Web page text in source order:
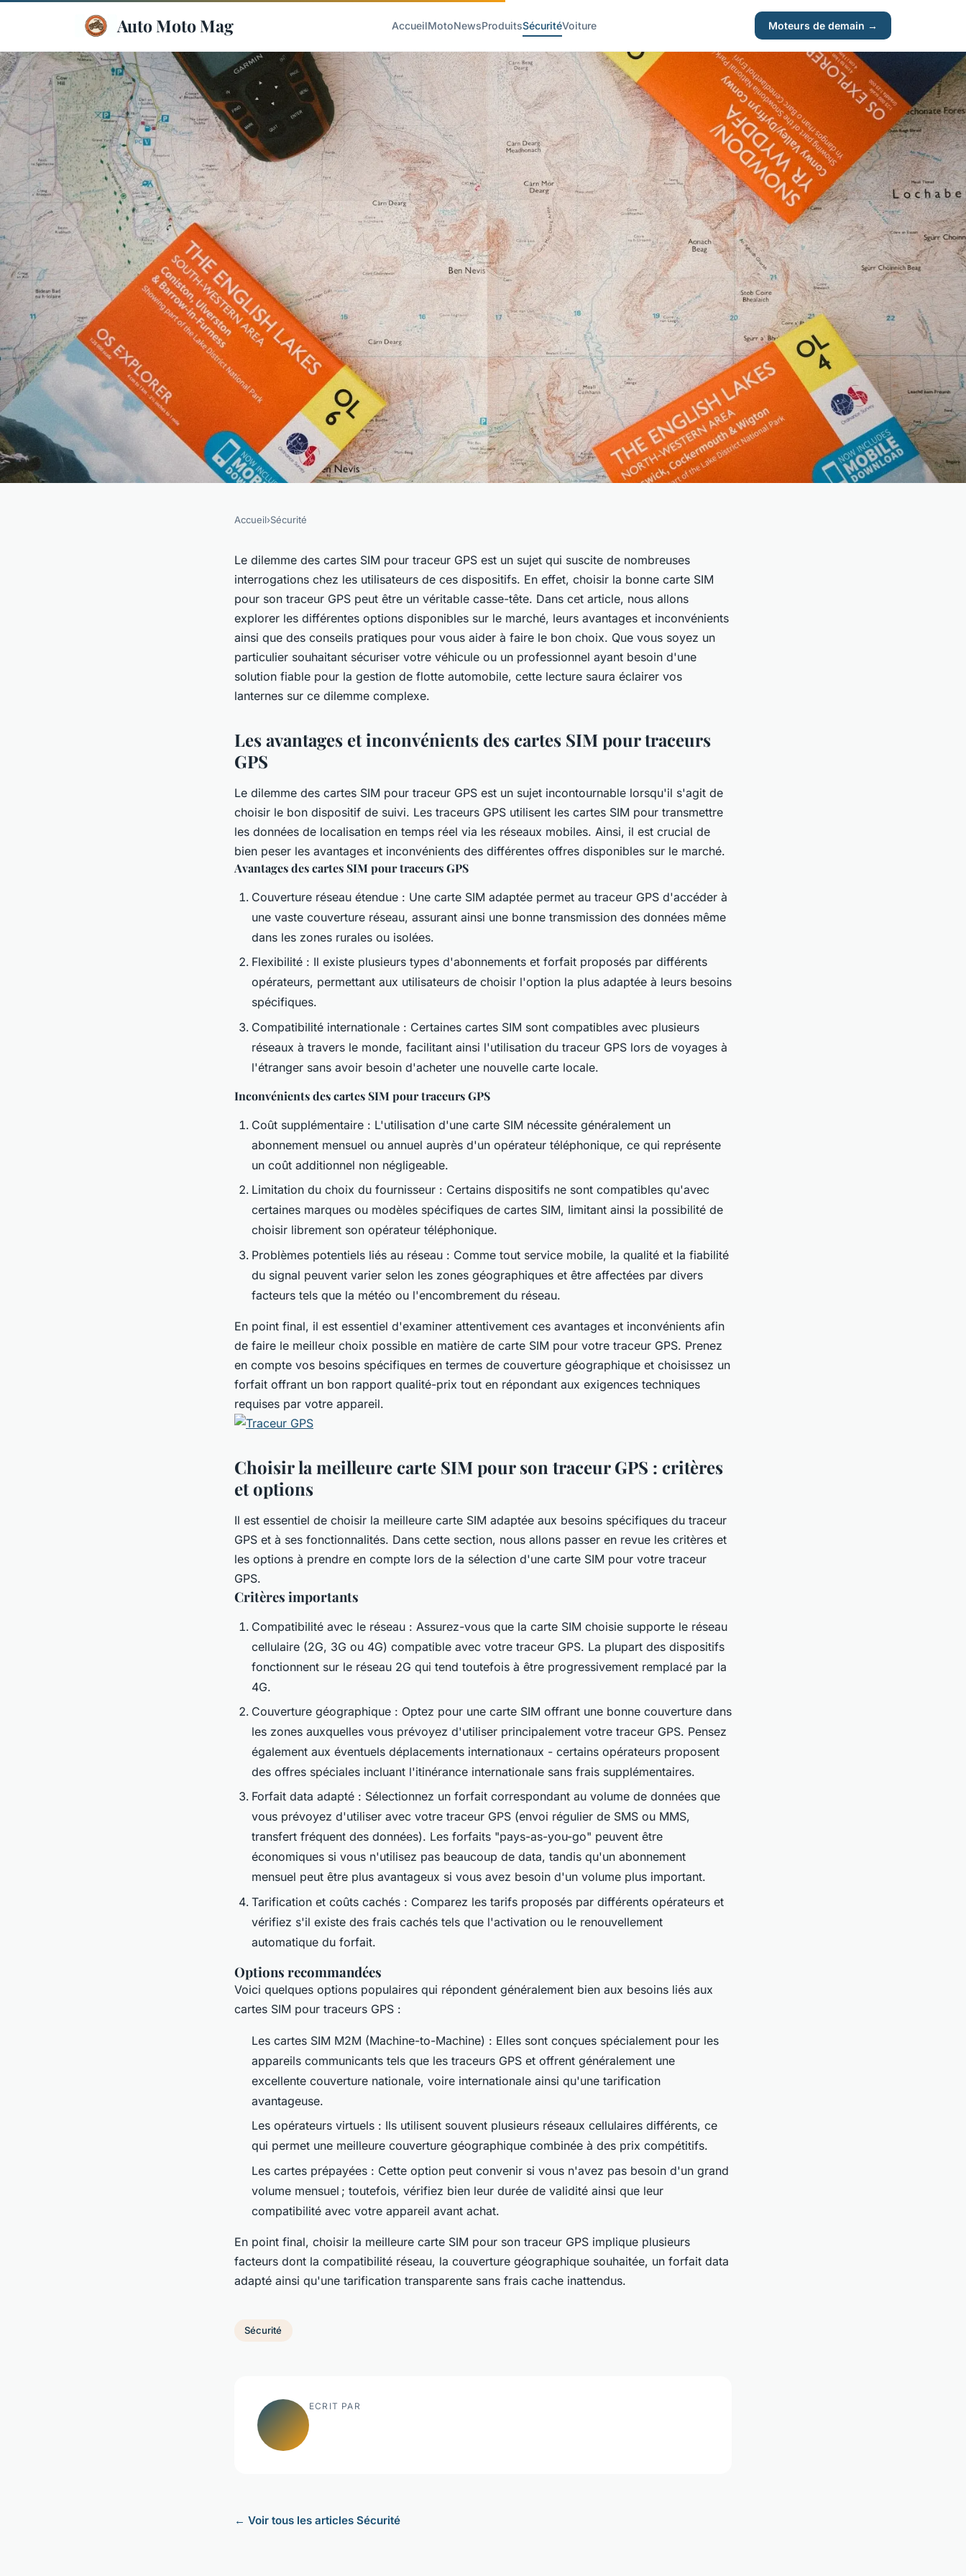
Auto Moto Mag AccueilMotoNewsProduitsSécuritéVoiture Moteurs de demain →
Le dilemme des carte SIM pour
Accueil›Sécurité
Le dilemme des cartes SIM pour traceur GPS est un sujet qui suscite de nombreuses
interrogations chez les utilisateurs de ces dispositifs. En effet, choisir la bonne carte SIM
pour son traceur GPS peut être un véritable casse-tête. Dans cet article, nous allons
explorer les différentes options disponibles sur le marché, leurs avantages et inconvénients
ainsi que des conseils pratiques pour vous aider à faire le bon choix. Que vous soyez un
particulier souhaitant sécuriser votre véhicule ou un professionnel ayant besoin d'une
solution fiable pour la gestion de flotte automobile, cette lecture saura éclairer vos
lanternes sur ce dilemme complexe.
Les avantages et inconvénients des cartes SIM pour traceurs
GPS
Le dilemme des cartes SIM pour traceur GPS est un sujet incontournable lorsqu'il s'agit de
choisir le bon dispositif de suivi. Les traceurs GPS utilisent les cartes SIM pour transmettre
les données de localisation en temps réel via les réseaux mobiles. Ainsi, il est crucial de
bien peser les avantages et inconvénients des différentes offres disponibles sur le marché.
Avantages des cartes SIM pour traceurs GPS
Couverture réseau étendue : Une carte SIM adaptée permet au traceur GPS d'accéder à
une vaste couverture réseau, assurant ainsi une bonne transmission des données même
dans les zones rurales ou isolées.
Flexibilité : Il existe plusieurs types d'abonnements et forfait proposés par différents
opérateurs, permettant aux utilisateurs de choisir l'option la plus adaptée à leurs besoins
spécifiques.
Compatibilité internationale : Certaines cartes SIM sont compatibles avec plusieurs
réseaux à travers le monde, facilitant ainsi l'utilisation du traceur GPS lors de voyages à
l'étranger sans avoir besoin d'acheter une nouvelle carte locale.
Inconvénients des cartes SIM pour traceurs GPS
Coût supplémentaire : L'utilisation d'une carte SIM nécessite généralement un
abonnement mensuel ou annuel auprès d'un opérateur téléphonique, ce qui représente
un coût additionnel non négligeable.
Limitation du choix du fournisseur : Certains dispositifs ne sont compatibles qu'avec
certaines marques ou modèles spécifiques de cartes SIM, limitant ainsi la possibilité de
choisir librement son opérateur téléphonique.
Problèmes potentiels liés au réseau : Comme tout service mobile, la qualité et la fiabilité
du signal peuvent varier selon les zones géographiques et être affectées par divers
facteurs tels que la météo ou l'encombrement du réseau.
En point final, il est essentiel d'examiner attentivement ces avantages et inconvénients afin
de faire le meilleur choix possible en matière de carte SIM pour votre traceur GPS. Prenez
en compte vos besoins spécifiques en termes de couverture géographique et choisissez un
forfait offrant un bon rapport qualité-prix tout en répondant aux exigences techniques
requises par votre appareil.
Choisir la meilleure carte SIM pour son traceur GPS : critères
et options
Il est essentiel de choisir la meilleure carte SIM adaptée aux besoins spécifiques du traceur
GPS et à ses fonctionnalités. Dans cette section, nous allons passer en revue les critères et
les options à prendre en compte lors de la sélection d'une carte SIM pour votre traceur
GPS.
Critères importants
Compatibilité avec le réseau : Assurez-vous que la carte SIM choisie supporte le réseau
cellulaire (2G, 3G ou 4G) compatible avec votre traceur GPS. La plupart des dispositifs
fonctionnent sur le réseau 2G qui tend toutefois à être progressivement remplacé par la
4G.
Couverture géographique : Optez pour une carte SIM offrant une bonne couverture dans
les zones auxquelles vous prévoyez d'utiliser principalement votre traceur GPS. Pensez
également aux éventuels déplacements internationaux - certains opérateurs proposent
des offres spéciales incluant l'itinérance internationale sans frais supplémentaires.
Forfait data adapté : Sélectionnez un forfait correspondant au volume de données que
vous prévoyez d'utiliser avec votre traceur GPS (envoi régulier de SMS ou MMS,
transfert fréquent des données). Les forfaits "pays-as-you-go" peuvent être
économiques si vous n'utilisez pas beaucoup de data, tandis qu'un abonnement
mensuel peut être plus avantageux si vous avez besoin d'un volume plus important.
Tarification et coûts cachés : Comparez les tarifs proposés par différents opérateurs et
vérifiez s'il existe des frais cachés tels que l'activation ou le renouvellement
automatique du forfait.
Options recommandées
Voici quelques options populaires qui répondent généralement bien aux besoins liés aux
cartes SIM pour traceurs GPS :
Les cartes SIM M2M (Machine-to-Machine) : Elles sont conçues spécialement pour les
appareils communicants tels que les traceurs GPS et offrent généralement une
excellente couverture nationale, voire internationale ainsi qu'une tarification
avantageuse.
Les opérateurs virtuels : Ils utilisent souvent plusieurs réseaux cellulaires différents, ce
qui permet une meilleure couverture géographique combinée à des prix compétitifs.
Les cartes prépayées : Cette option peut convenir si vous n'avez pas besoin d'un grand
volume mensuel ; toutefois, vérifiez bien leur durée de validité ainsi que leur
compatibilité avec votre appareil avant achat.
En point final, choisir la meilleure carte SIM pour son traceur GPS implique plusieurs
facteurs dont la compatibilité réseau, la couverture géographique souhaitée, un forfait data
adapté ainsi qu'une tarification transparente sans frais cache inattendus.
Sécurité
ECRIT PAR
← Voir tous les articles Sécurité